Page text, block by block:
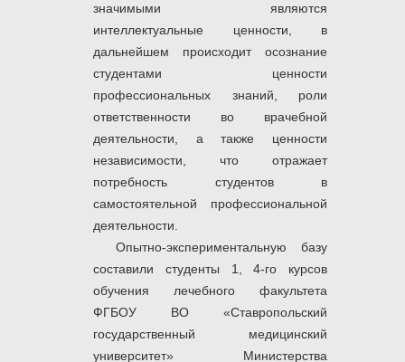
значимыми являются
интеллектуальные ценности, в
дальнейшем происходит осознание
студентами ценности
профессиональных знаний, роли
ответственности во врачебной
деятельности, а также ценности
независимости, что отражает
потребность студентов в
самостоятельной профессиональной
деятельности.
Опытно-экспериментальную базу
составили студенты 1, 4-го курсов
обучения лечебного факультета
ФГБОУ ВО «Ставропольский
государственный медицинский
университет» Министерства